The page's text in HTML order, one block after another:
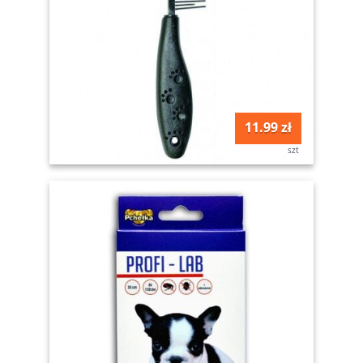
11.99 zł
szt